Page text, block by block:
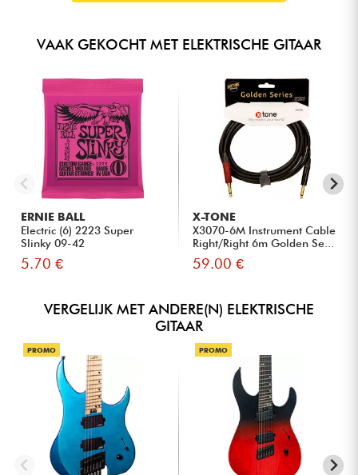
VAAK GEKOCHT MET ELEKTRISCHE GITAAR
ERNIE BALL
Electric (6) 2223 Super
Slinky 09-42
5.70 €
X-TONE
X3070-6M Instrument Cable
Right/Right 6m Golden Se...
59.00 €
VERGELIJK MET ANDERE(N) ELEKTRISCHE
GITAAR
PROMO PROMO